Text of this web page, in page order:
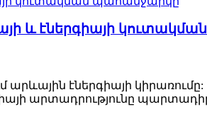
և էներգիայի կուտակման
էներգիայի կիրառումը:
արտադրությունը